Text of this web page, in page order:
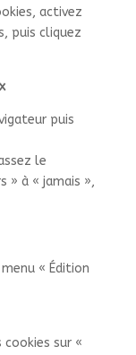
activez
puis cliquez
puis
le
» à « jamais »,
« Édition
sur «